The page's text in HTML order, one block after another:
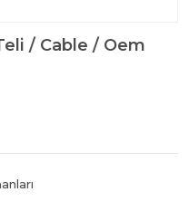
/ Cable / Oem